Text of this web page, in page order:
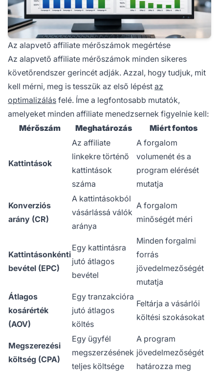
Az alapvető affiliate mérőszámok megértése
Az alapvető affiliate mérőszámok minden sikeres
követőrendszer gerincét adják. Azzal, hogy tudjuk, mit
kell mérni, meg is tesszük az első lépést az
optimalizálás felé. Íme a legfontosabb mutatók,
amelyeket minden affiliate menedzsernek figyelnie kell:
Mérőszám
Meghatározás Miért fontos
Kattintások
Az affiliate
linkekre történő
kattintások
száma
A forgalom
volumenét és a
program elérését
mutatja
Konverziós
arány (CR)
A kattintásokból
vásárlássá válók
aránya
A forgalom
minőségét méri
Kattintásonkénti
bevétel (EPC)
Egy kattintásra
jutó átlagos
bevétel
Minden forgalmi
forrás
jövedelmezőségét
mutatja
Átlagos
kosárérték
(AOV)
Egy tranzakcióra
jutó átlagos
költés
Feltárja a vásárlói
költési szokásokat
Megszerezési
költség (CPA)
Egy ügyfél
megszerzésének
teljes költsége
A program
jövedelmezőségét
határozza meg